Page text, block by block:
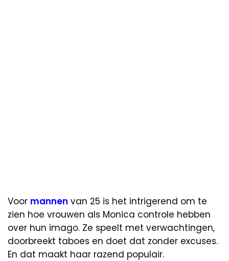
Voor mannen van 25 is het intrigerend om te
zien hoe vrouwen als Monica controle hebben
over hun imago. Ze speelt met verwachtingen,
doorbreekt taboes en doet dat zonder excuses.
En dat maakt haar razend populair.